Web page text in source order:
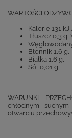
WARTOŚCI
Kalorie 131
Tłuszcz 0,3
Błonnik 1,6 g,
Białka 1,6 g,
Sól 0,01 g
WARUNKI
chłodnym,
otwarciu